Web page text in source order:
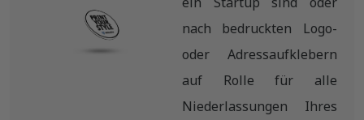
nach bedruckten Logo-
oder Adressaufklebern
auf Rolle für alle
Niederlassungen Ihres